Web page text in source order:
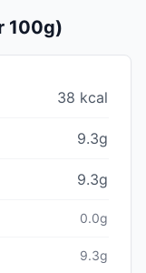
100g)
38 kcal
9.3g
9.3g
0.0g
9.3g